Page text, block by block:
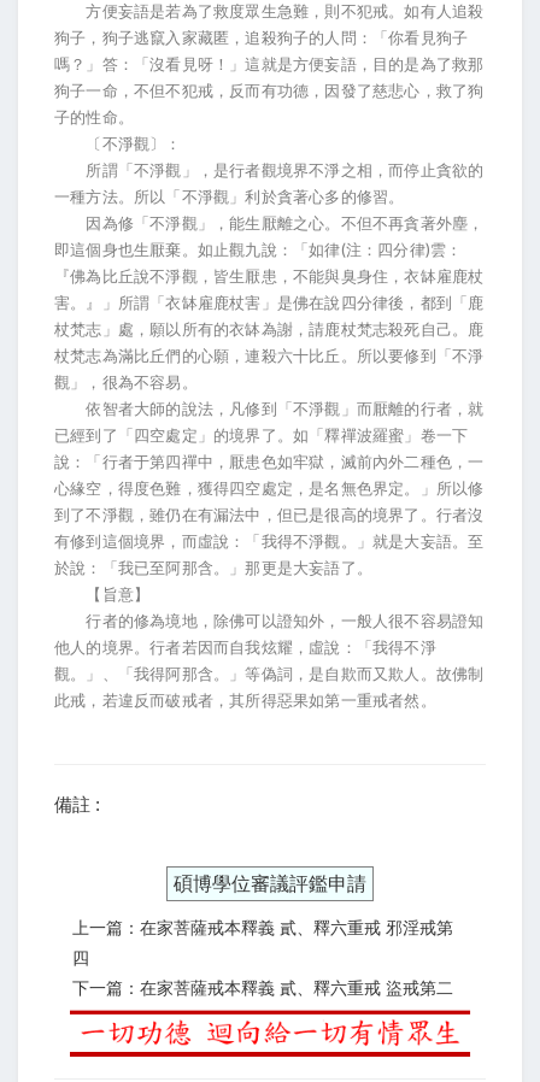
方便妄語是若為了救度眾生急難，則不犯戒。如有人追殺
狗子，狗子逃竄入家藏匿，追殺狗子的人問：「你看見狗子
嗎？」答：「沒看見呀！」這就是方便妄語，目的是為了救那
狗子一命，不但不犯戒，反而有功德，因發了慈悲心，救了狗
子的性命。
〔不淨觀〕：
所謂「不淨觀」，是行者觀境界不淨之相，而停止貪欲的
一種方法。所以「不淨觀」利於貪著心多的修習。
因為修「不淨觀」，能生厭離之心。不但不再貪著外塵，
即這個身也生厭棄。如止觀九說：「如律(注：四分律)雲：
『佛為比丘說不淨觀，皆生厭患，不能與臭身住，衣缽雇鹿杖
害。』」所謂「衣缽雇鹿杖害」是佛在說四分律後，都到「鹿
杖梵志」處，願以所有的衣缽為謝，請鹿杖梵志殺死自己。鹿
杖梵志為滿比丘們的心願，連殺六十比丘。所以要修到「不淨
觀」，很為不容易。
依智者大師的說法，凡修到「不淨觀」而厭離的行者，就
已經到了「四空處定」的境界了。如「釋禪波羅蜜」卷一下
說：「行者于第四禪中，厭患色如牢獄，滅前內外二種色，一
心緣空，得度色難，獲得四空處定，是名無色界定。」所以修
到了不淨觀，雖仍在有漏法中，但已是很高的境界了。行者沒
有修到這個境界，而虛說：「我得不淨觀。」就是大妄語。至
於說：「我已至阿那含。」那更是大妄語了。
【旨意】
行者的修為境地，除佛可以證知外，一般人很不容易證知
他人的境界。行者若因而自我炫耀，虛說：「我得不淨
觀。」、「我得阿那含。」等偽詞，是自欺而又欺人。故佛制
此戒，若違反而破戒者，其所得惡果如第一重戒者然。
備註 :
碩博學位審議評鑑申請
上一篇：在家菩薩戒本釋義 貳、釋六重戒 邪淫戒第
四
下一篇：在家菩薩戒本釋義 貳、釋六重戒 盜戒第二